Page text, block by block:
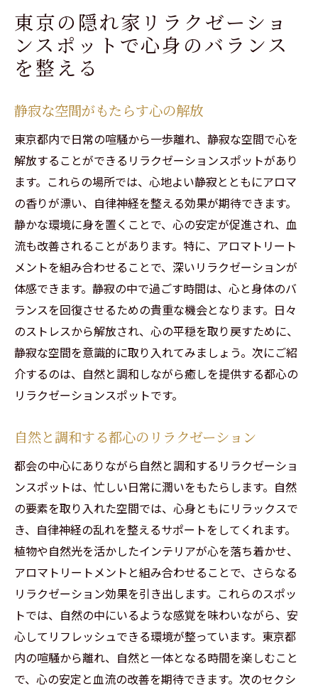
リラクゼーションで日常の疲れを癒す
アロマトリートメントの効果で自律神経を安定
させる方法とは
自律神経を整えるアロマの選び方
専門家が薦めるアロマトリートメント
自宅でできる簡単アロマケア
アロマと呼吸法の併用で深いリラックス
香りが自律神経に与える影響
都会の喧騒から離れて深いリラクゼーションを
体験しよう
リラクゼーションで心の静けさを取り戻す
喧騒を忘れるためのリラクゼーション法
静寂と安らぎを感じる場所の選び方
都会にも存在する癒しの空間
リラクゼーションで得られる心の余裕
東京都内で話題のリラクゼーションスポットを
巡る旅
人気のリラクゼーションスポット探索
都会の中のオアシスを訪ねて
心身を癒すためのスポット紹介
新しいリラクゼーション体験の探求
口コミで評判のリラクゼーション施設
訪れる価値のある都内の癒しの場
香り豊かなアロマで血流改善を図るリラクゼー
ションの魅力
アロマが血流に与えるポジティブな影響
東京の隠れ家リラクゼーショ
ンスポットで心身のバランス
を整える
静寂な空間がもたらす心の解放
東京都内で日常の喧騒から一歩離れ、静寂な空間で心を
解放することができるリラクゼーションスポットがあり
ます。これらの場所では、心地よい静寂とともにアロマ
の香りが漂い、自律神経を整える効果が期待できます。
静かな環境に身を置くことで、心の安定が促進され、血
流も改善されることがあります。特に、アロマトリート
メントを組み合わせることで、深いリラクゼーションが
体感できます。静寂の中で過ごす時間は、心と身体のバ
ランスを回復させるための貴重な機会となります。日々
のストレスから解放され、心の平穏を取り戻すために、
静寂な空間を意識的に取り入れてみましょう。次にご紹
介するのは、自然と調和しながら癒しを提供する都心の
リラクゼーションスポットです。
自然と調和する都心のリラクゼーション
都会の中心にありながら自然と調和するリラクゼーショ
ンスポットは、忙しい日常に潤いをもたらします。自然
の要素を取り入れた空間では、心身ともにリラックスで
き、自律神経の乱れを整えるサポートをしてくれます。
植物や自然光を活かしたインテリアが心を落ち着かせ、
アロマトリートメントと組み合わせることで、さらなる
リラクゼーション効果を引き出します。これらのスポッ
トでは、自然の中にいるような感覚を味わいながら、安
心してリフレッシュできる環境が整っています。東京都
内の喧騒から離れ、自然と一体となる時間を楽しむこと
で、心の安定と血流の改善を期待できます。次のセクシ